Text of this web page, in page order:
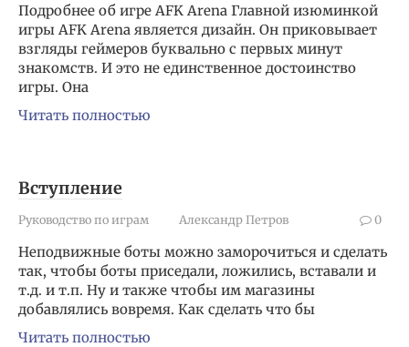
Подробнее об игре AFK Arena Главной изюминкой
игры AFK Arena является дизайн. Он приковывает
взгляды геймеров буквально с первых минут
знакомств. И это не единственное достоинство
игры. Она
Читать полностью
Вступление
Руководство по играм Александр Петров 0
Неподвижные боты можно заморочиться и сделать
так, чтобы боты приседали, ложились, вставали и
т.д. и т.п. Ну и также чтобы им магазины
добавлялись вовремя. Как сделать что бы
Читать полностью